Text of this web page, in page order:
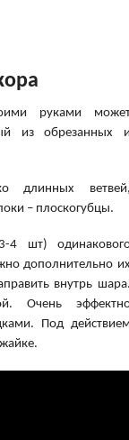
руками
из обрезанных
длинных
– плоскогубцы.
4 шт)
дополнительно
внутрь
Очень
Под